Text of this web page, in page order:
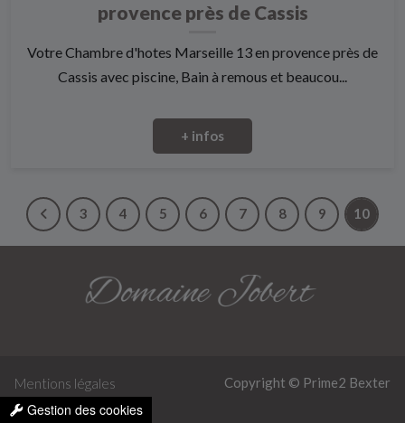
provence près de Cassis
Votre Chambre d'hotes Marseille 13 en provence près de
Cassis avec piscine, Bain à remous et beaucou...
+ infos
3 4 5 6 7 8 9 10
Mentions légales Copyright © Prime2 Bexter
Gestion des cookies